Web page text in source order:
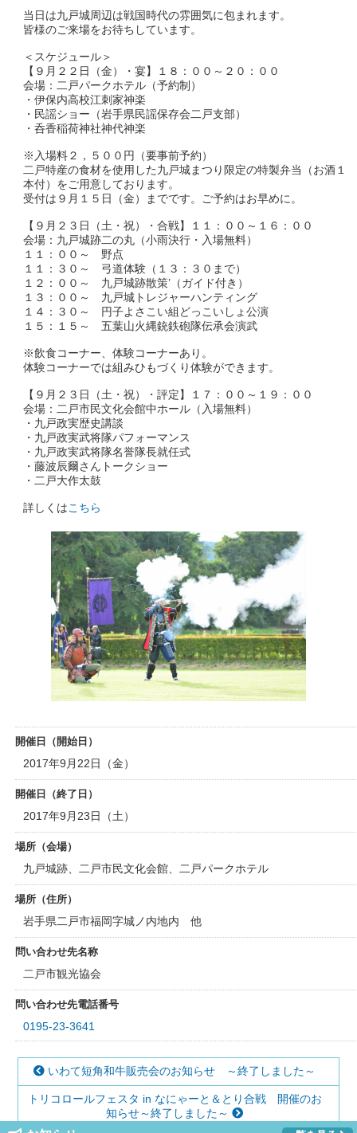
当日は九戸城周辺は戦国時代の雰囲気に包まれます。
皆様のご来場をお待ちしています。
＜スケジュール＞
【９月２２日（金）・宴】１８：００～２０：００
会場：二戸パークホテル（予約制）
・伊保内高校江刺家神楽
・民謡ショー（岩手県民謡保存会二戸支部）
・呑香稲荷神社神代神楽
※入場料２，５００円（要事前予約）
二戸特産の食材を使用した九戸城まつり限定の特製弁当（お酒１
本付）をご用意しております。
受付は９月１５日（金）までです。ご予約はお早めに。
【９月２３日（土・祝）・合戦】１１：００～１６：００
会場：九戸城跡二の丸（小雨決行・入場無料）
１１：００～ 野点
１１：３０～ 弓道体験（１３：３０まで）
１２：００～ 九戸城跡散策’（ガイド付き）
１３：００～ 九戸城トレジャーハンティング
１４：３０～ 円子よさこい組どっこいしょ公演
１５：１５～ 五葉山火縄銃鉄砲隊伝承会演武
※飲食コーナー、体験コーナーあり。
体験コーナーでは組みひもづくり体験ができます。
【９月２３日（土・祝）・評定】１７：００～１９：００
会場：二戸市民文化会館中ホール（入場無料）
・九戸政実歴史講談
・九戸政実武将隊パフォーマンス
・九戸政実武将隊名誉隊長就任式
・藤波辰爾さんトークショー
・二戸大作太鼓
詳しくはこちら
開催日（開始日）
2017年9月22日（金）
開催日（終了日）
2017年9月23日（土）
場所（会場）
九戸城跡、二戸市民文化会館、二戸パークホテル
場所（住所）
岩手県二戸市福岡字城ノ内地内 他
問い合わせ先名称
二戸市観光協会
問い合わせ先電話番号
0195-23-3641
いわて短角和牛販売会のお知らせ ～終了しました～
トリコロールフェスタ in なにゃーと＆とり合戦 開催のお
知らせ～終了しました～